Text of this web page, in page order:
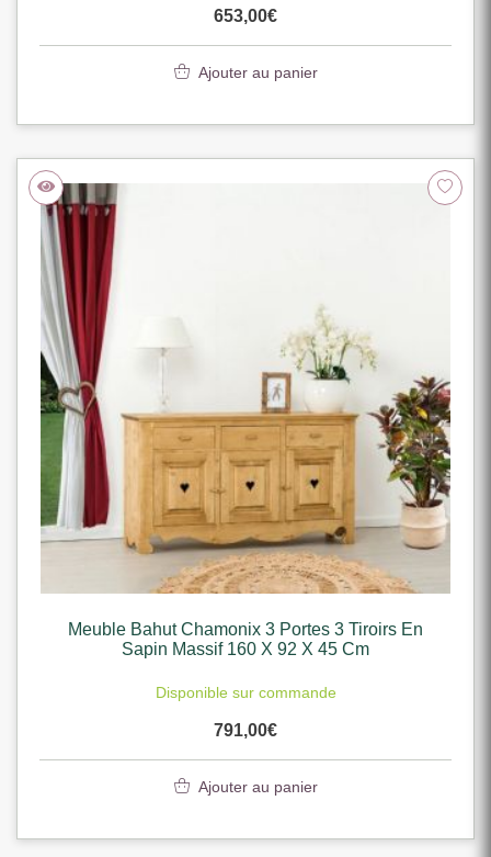
653,00€
Ajouter au panier
Meuble Bahut Chamonix 3 Portes 3 Tiroirs En
Sapin Massif 160 X 92 X 45 Cm
Disponible sur commande
791,00€
Ajouter au panier